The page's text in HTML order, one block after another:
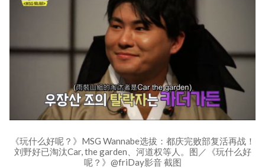
《玩什么好呢？》MSG Wannabe选拔：都庆完败部复活再战！
刘野好已淘汰Car, the garden、河道权等人。图／《玩什么好
呢？》@friDay影音 截图